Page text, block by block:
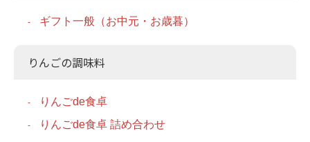
ギフト一般（お中元・お歳暮）
りんごの調味料
りんごde食卓
りんごde食卓 詰め合わせ